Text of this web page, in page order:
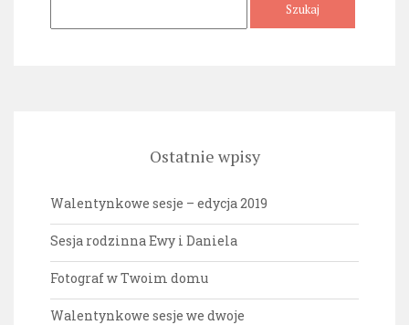
Ostatnie wpisy
Walentynkowe sesje – edycja 2019
Sesja rodzinna Ewy i Daniela
Fotograf w Twoim domu
Walentynkowe sesje we dwoje